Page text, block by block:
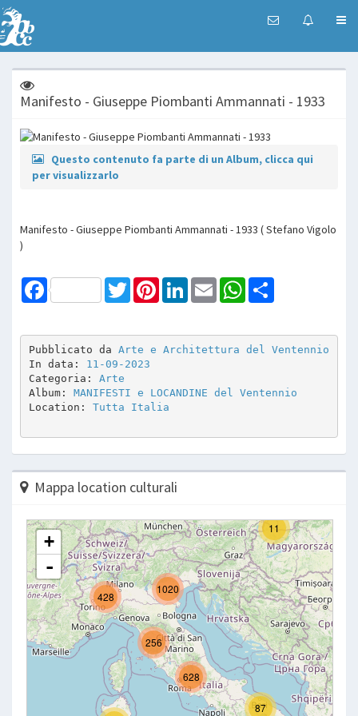
Manifesto - Giuseppe Piombanti Ammannati - 1933
Questo contenuto fa parte di un Album, clicca qui
per visualizzarlo
Manifesto - Giuseppe Piombanti Ammannati - 1933 ( Stefano Vigolo
)
Facebook TwitterPinterestLinkedInEmail WhatsApp
Pubblicato da Arte e Architettura del Ventennio
In data: 11-09-2023
Categoria: Arte
Album: MANIFESTI e LOCANDINE del Ventennio
Location: Tutta Italia
Mappa location culturali